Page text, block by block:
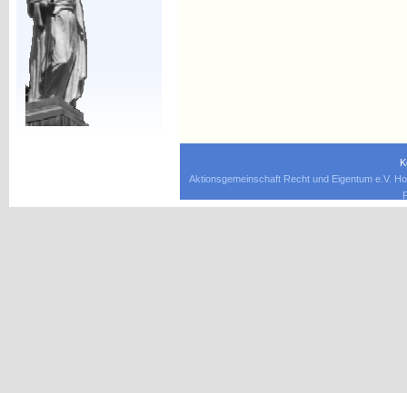
Aktionsgemeinschaft Recht und Eigentum e.V.